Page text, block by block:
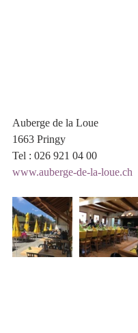
Auberge de la Loue
1663 Pringy
Tel : 026 921 04 00
www.auberge-de-la-loue.ch